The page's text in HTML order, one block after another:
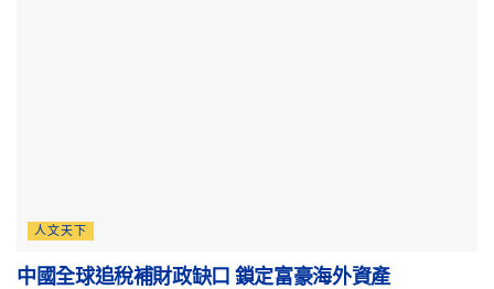
人文天下
中國全球追稅補財政缺口 鎖定富豪海外資產